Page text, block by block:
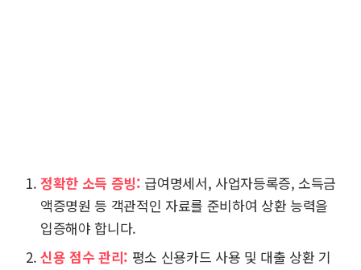
정확한 소득 증빙: 급여명세서, 사업자등록증, 소득금
액증명원 등 객관적인 자료를 준비하여 상환 능력을
입증해야 합니다.
신용 점수 관리: 평소 신용카드 사용 및 대출 상환 기